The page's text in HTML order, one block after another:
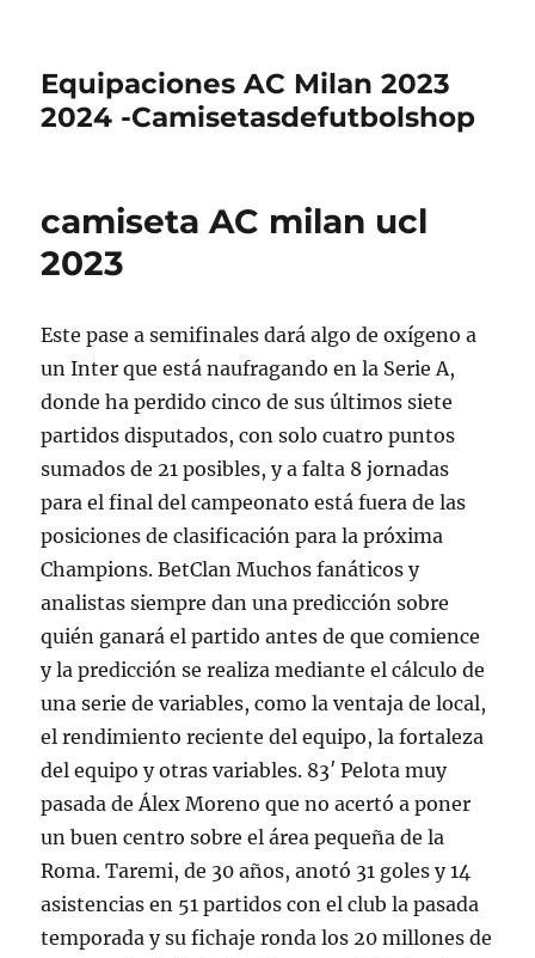
Equipaciones AC Milan 2023
2024 -Camisetasdefutbolshop
camiseta AC milan ucl
2023
Este pase a semifinales dará algo de oxígeno a
un Inter que está naufragando en la Serie A,
donde ha perdido cinco de sus últimos siete
partidos disputados, con solo cuatro puntos
sumados de 21 posibles, y a falta 8 jornadas
para el final del campeonato está fuera de las
posiciones de clasificación para la próxima
Champions. BetClan Muchos fanáticos y
analistas siempre dan una predicción sobre
quién ganará el partido antes de que comience
y la predicción se realiza mediante el cálculo de
una serie de variables, como la ventaja de local,
el rendimiento reciente del equipo, la fortaleza
del equipo y otras variables. 83′ Pelota muy
pasada de Álex Moreno que no acertó a poner
un buen centro sobre el área pequeña de la
Roma. Taremi, de 30 años, anotó 31 goles y 14
asistencias en 51 partidos con el club la pasada
temporada y su fichaje ronda los 20 millones de